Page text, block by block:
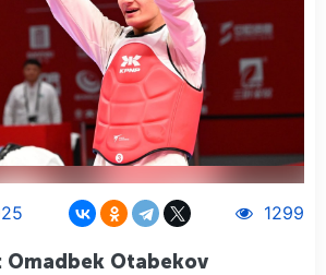
1299
Omadbek Otabekov